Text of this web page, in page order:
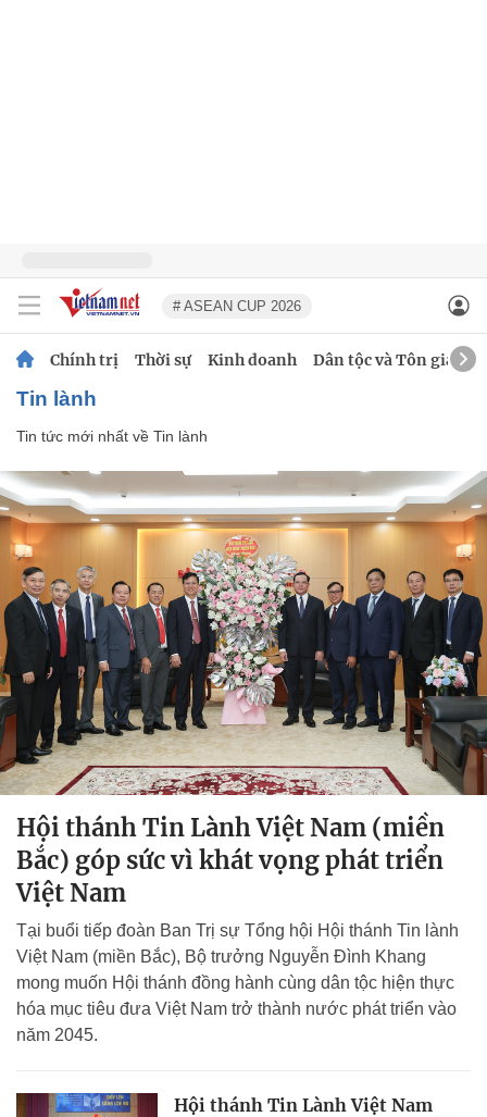
# ASEAN CUP 2026
Chính trị Thời sự Kinh doanh Dân tộc và Tôn giáo
Tin lành
Tin tức mới nhất về Tin lành
Hội thánh Tin Lành Việt Nam (miền
Bắc) góp sức vì khát vọng phát triển
Việt Nam
Tại buổi tiếp đoàn Ban Trị sự Tổng hội Hội thánh Tin lành
Việt Nam (miền Bắc), Bộ trưởng Nguyễn Đình Khang
mong muốn Hội thánh đồng hành cùng dân tộc hiện thực
hóa mục tiêu đưa Việt Nam trở thành nước phát triển vào
năm 2045.
Hội thánh Tin Lành Việt Nam